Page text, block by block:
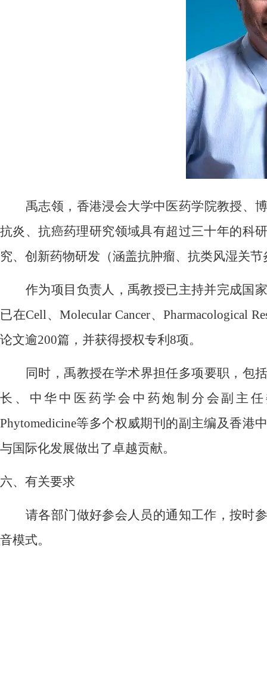
禹志领，香港浸会大学中医药学院教授、
抗炎、抗癌药理研究领域具有超过三十年的科
究、创新药物研发（涵盖抗肿瘤、抗类风湿关
作为项目负责人，禹教授已主持并完成国
已在Cell、Molecular Cancer、Pharmacological
论文逾200篇，并获得授权专利8项。
同时，禹教授在学术界担任多项要职，包
长、中华中医药学会中药炮制分会副主
Phytomedicine等多个权威期刊的副主编及香
与国际化发展做出了卓越贡献。
六、有关要求
请各部门做好参会人员的通知工作，按时
音模式。